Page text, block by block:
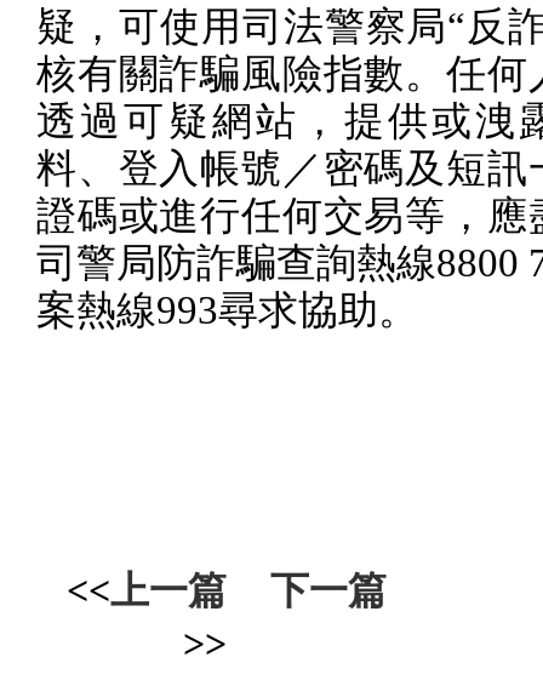
疑，可使用司法警察局“反
核有關詐騙風險指數。任何
透過可疑網站，提供或洩
料、登入帳號／密碼及短訊
證碼或進行任何交易等，應
司警局防詐騙查詢熱線8800
案熱線993尋求協助。
<<上一篇
下一篇
>>